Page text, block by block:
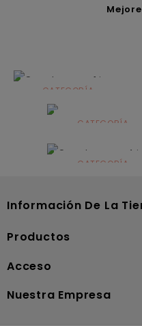
CATEGORÍA
Alimentación
infantilCATEGORÍA
CATEGORÍA
Información De La
Productos
Acceso
Nuestra Empresa